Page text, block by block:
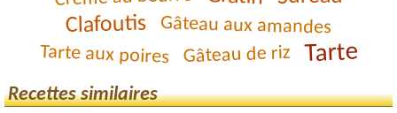
Clafoutis Gâteau aux amandes
Tarte aux poires Gâteau de riz Tarte
Recettes similaires